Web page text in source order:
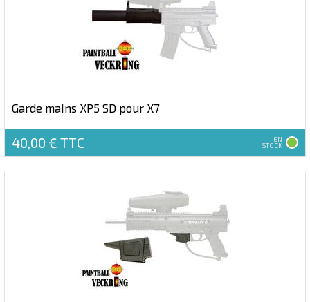
Garde mains XP5 SD pour X7
40,00 € TTC EN
STOCK